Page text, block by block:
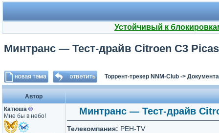
Устойчивый к
Минтранс — Тест-драйв Citroen C3
Торрент-трекер NNM-Club ->
Автор
Катюша ®
Мне бы в небо!
Минтранс — Тест-драйв
Телекомпания: РЕН-TV